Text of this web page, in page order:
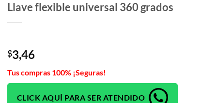
Llave flexible universal 360 grados
$3,46
Tus compras 100% ¡Seguras!
CLICK AQUÍ PARA SER ATENDIDO